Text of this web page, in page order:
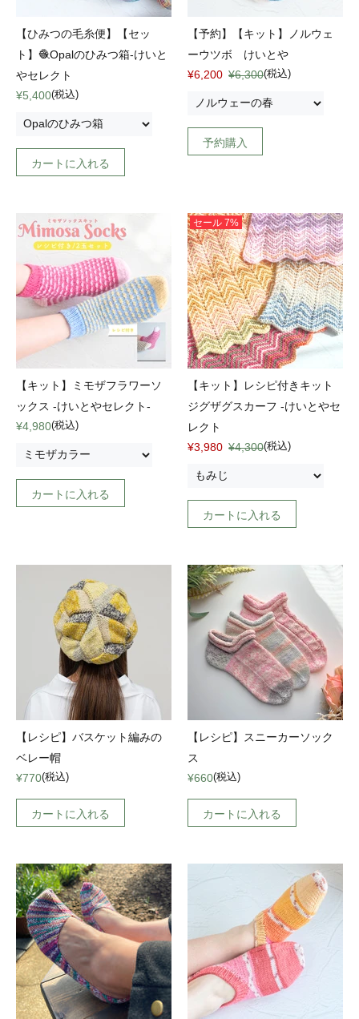
【ひみつの毛糸便】【セッ
ト】🧶Opalのひみつ箱-けいと
やセレクト
¥5,400(税込)
カートに入れる
【予約】【キット】ノルウェ
ーウツボ けいとや
¥6,200 ¥6,300(税込)
予約購入
【キット】ミモザフラワーソ
ックス -けいとやセレクト-
¥4,980(税込)
カートに入れる
セール 7%
【キット】レシピ付きキット
ジグザグスカーフ -けいとやセ
レクト
¥3,980 ¥4,300(税込)
カートに入れる
【レシピ】バスケット編みの
ベレー帽
¥770(税込)
カートに入れる
【レシピ】スニーカーソック
ス
¥660(税込)
カートに入れる